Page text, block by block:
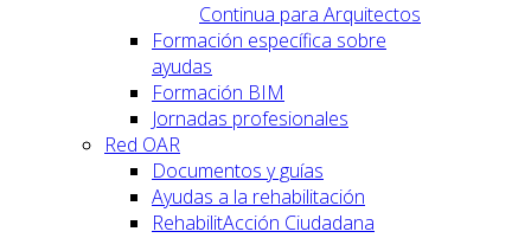
Continua para Arquitectos
Formación específica sobre
ayudas
Formación BIM
Jornadas profesionales
Red OAR
Documentos y guías
Ayudas a la rehabilitación
RehabilitAcción Ciudadana